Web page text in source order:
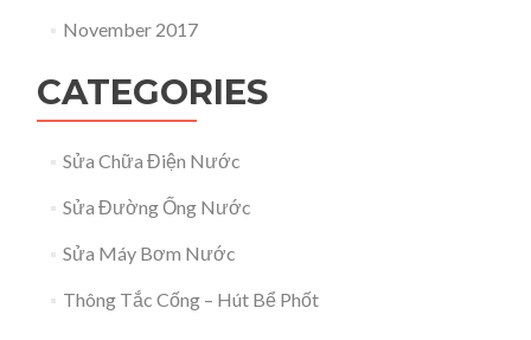
November 2017
CATEGORIES
Sửa Chữa Điện Nước
Sửa Đường Ống Nước
Sửa Máy Bơm Nước
Thông Tắc Cống – Hút Bể Phốt